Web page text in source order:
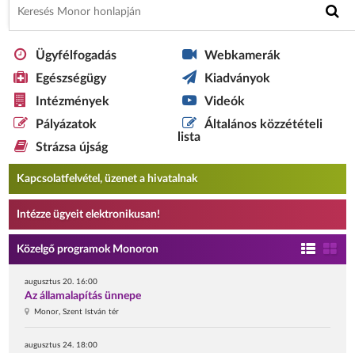
Ügyfélfogadás
Egészségügy
Intézmények
Pályázatok
Strázsa újság
Webkamerák
Kiadványok
Videók
Általános közzétételi
lista
Kapcsolatfelvétel, üzenet a hivatalnak
Intézze ügyeit elektronikusan!
Közelgő programok Monoron
augusztus 20. 16:00
Az államalapítás ünnepe
Monor, Szent István tér
augusztus 24. 18:00